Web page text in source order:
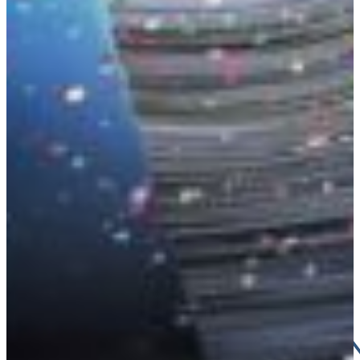
Croatia
Czechia
Estonia
DAS